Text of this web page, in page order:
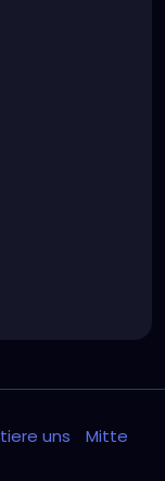
uns
Mitte